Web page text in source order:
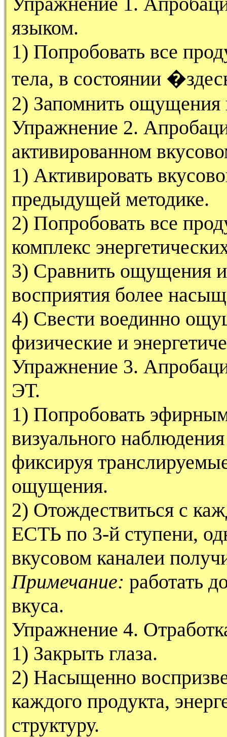
языком.
1) Попробовать все
тела, в состоянии
2) Запомнить ощущения
Упражнение 2.
активированном
1) Активировать
предыдущей методике.
2) Попробовать все
комплекс
3) Сравнить ощущения и
восприятия более
4) Свести воединно
физические и
Упражнение 3.
ЭТ.
1) Попробовать
визуального
фиксируя
ощущения.
2) Отождествиться с
ЕСТЬ по 3-й ступени,
вкусовом каналеи
Примечание: работать
вкуса.
Упражнение 4.
1) Закрыть глаза.
2) Насыщенно
каждого продукта,
структуру.